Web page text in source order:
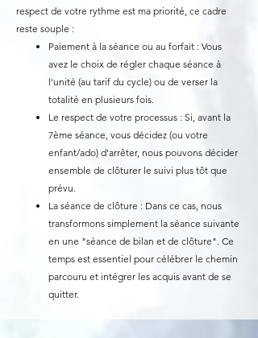
respect de votre rythme est ma priorité, ce cadre
reste souple :
Paiement à la séance ou au forfait : Vous
avez le choix de régler chaque séance à
l'unité (au tarif du cycle) ou de verser la
totalité en plusieurs fois.
Le respect de votre processus : Si, avant la
7ème séance, vous décidez (ou votre
enfant/ado) d'arrêter, nous pouvons décider
ensemble de clôturer le suivi plus tôt que
prévu.
La séance de clôture : Dans ce cas, nous
transformons simplement la séance suivante
en une "séance de bilan et de clôture". Ce
temps est essentiel pour célébrer le chemin
parcouru et intégrer les acquis avant de se
quitter.